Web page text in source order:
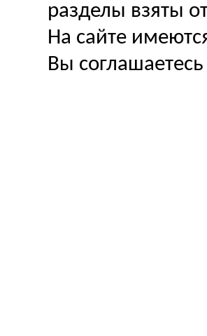
разделы взяты
На сайте
Вы